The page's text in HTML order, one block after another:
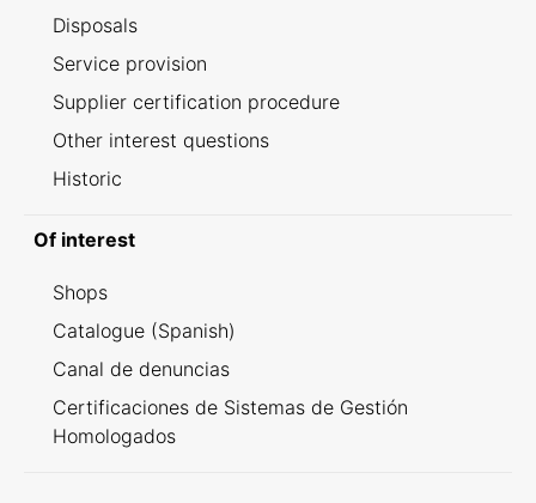
Disposals
Service provision
Supplier certification procedure
Other interest questions
Historic
Of interest
Shops
Catalogue (Spanish)
Canal de denuncias
Certificaciones de Sistemas de Gestión
Homologados